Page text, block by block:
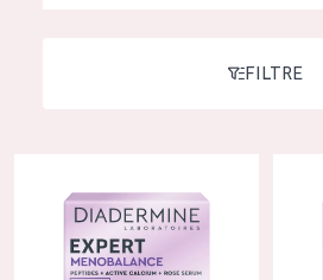
Essentials
Lift+
FILTRE